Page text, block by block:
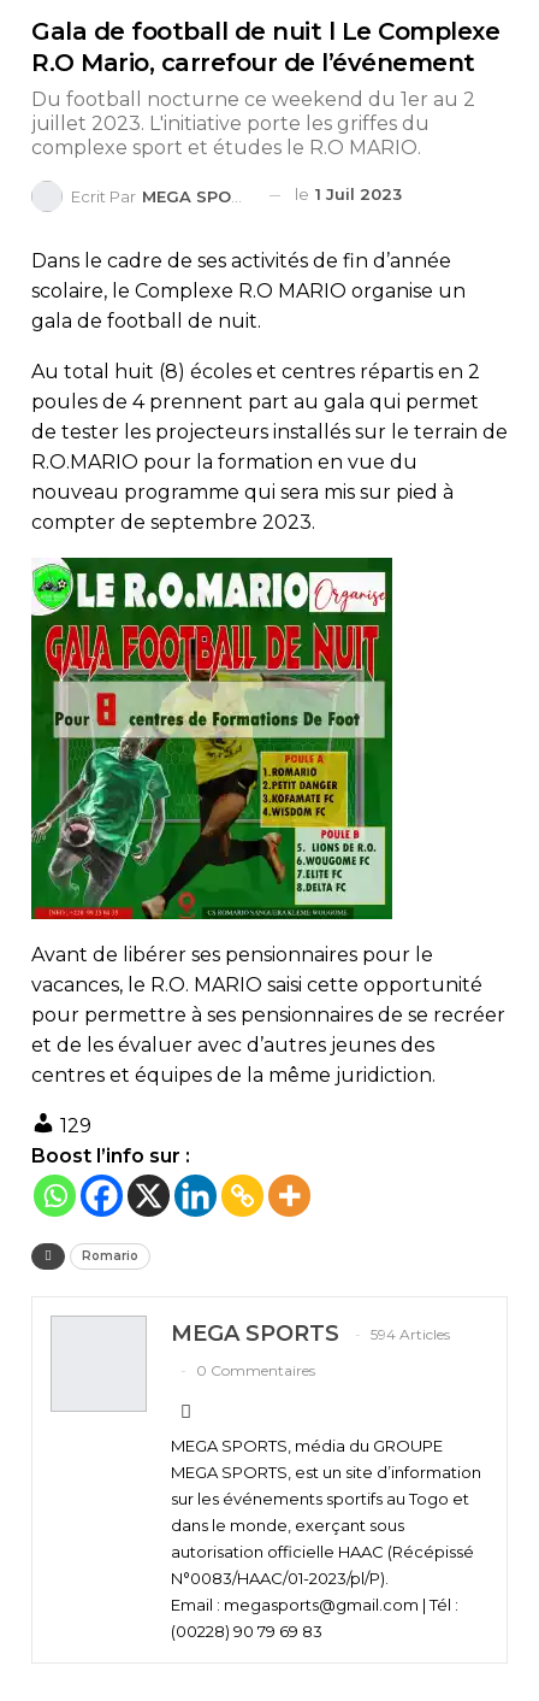
Gala de football de nuit l Le Complexe
R.O Mario, carrefour de l’événement
Du football nocturne ce weekend du 1er au 2
juillet 2023. L'initiative porte les griffes du
complexe sport et études le R.O MARIO.
Ecrit Par MEGA SPORTS le 1 Juil 2023
Dans le cadre de ses activités de fin d’année
scolaire, le Complexe R.O MARIO organise un
gala de football de nuit.
Au total huit (8) écoles et centres répartis en 2
poules de 4 prennent part au gala qui permet
de tester les projecteurs installés sur le terrain de
R.O.MARIO pour la formation en vue du
nouveau programme qui sera mis sur pied à
compter de septembre 2023.
Avant de libérer ses pensionnaires pour le
vacances, le R.O. MARIO saisi cette opportunité
pour permettre à ses pensionnaires de se recréer
et de les évaluer avec d’autres jeunes des
centres et équipes de la même juridiction.
129
Boost l’info sur :
Romario
MEGA SPORTS
594 Articles
0 Commentaires
MEGA SPORTS, média du GROUPE
MEGA SPORTS, est un site d’information
sur les événements sportifs au Togo et
dans le monde, exerçant sous
autorisation officielle HAAC (Récépissé
N°0083/HAAC/01-2023/pl/P).
Email : megasports@gmail.com | Tél :
(00228) 90 79 69 83